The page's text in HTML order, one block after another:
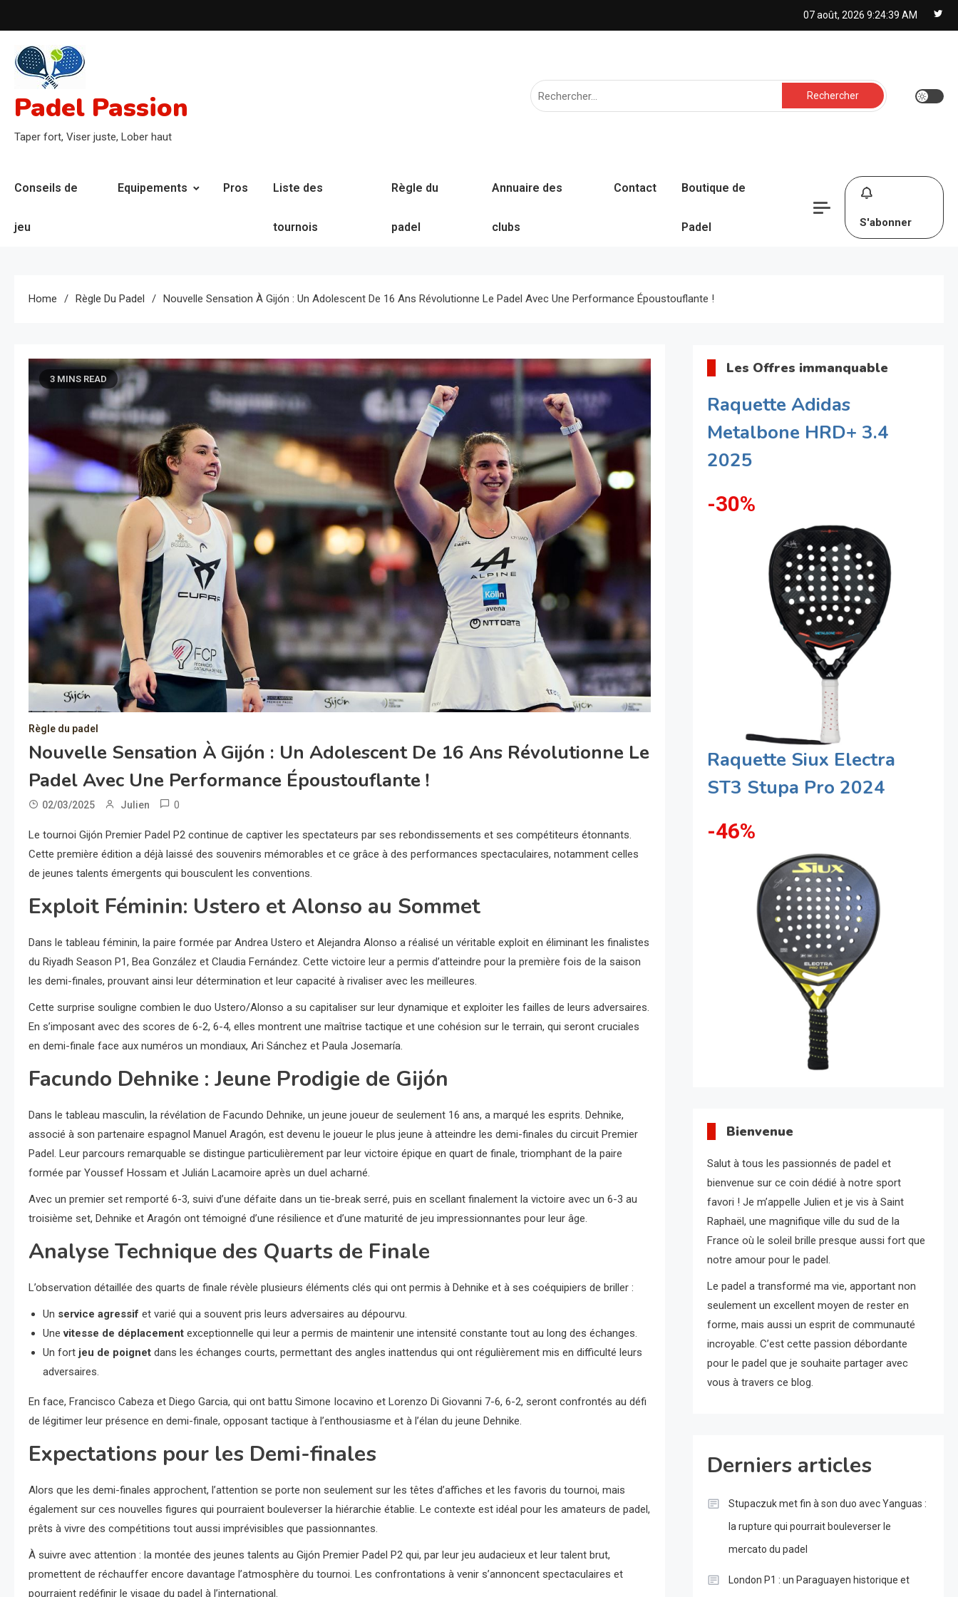
to
content
07 août, 2026 9:24:40 AM
Padel Passion
Taper fort, Viser juste, Lober haut
Rechercher :
Conseils de
jeu
Equipements Pros Liste des
tournois
Règle du
padel
Annuaire des
clubs
Contact Boutique de
Padel S'abonner
Home Règle Du Padel Nouvelle Sensation À Gijón : Un Adolescent De 16 Ans Révolutionne Le Padel Avec Une Performance Époustouflante !
3 MINS READ
Règle du padel
Nouvelle Sensation À Gijón : Un Adolescent De 16 Ans Révolutionne Le
Padel Avec Une Performance Époustouflante !
02/03/2025 Julien 0
Le tournoi Gijón Premier Padel P2 continue de captiver les spectateurs par ses rebondissements et ses compétiteurs étonnants.
Cette première édition a déjà laissé des souvenirs mémorables et ce grâce à des performances spectaculaires, notamment celles
de jeunes talents émergents qui bousculent les conventions.
Exploit Féminin: Ustero et Alonso au Sommet
Dans le tableau féminin, la paire formée par Andrea Ustero et Alejandra Alonso a réalisé un véritable exploit en éliminant les finalistes
du Riyadh Season P1, Bea González et Claudia Fernández. Cette victoire leur a permis d’atteindre pour la première fois de la saison
les demi-finales, prouvant ainsi leur détermination et leur capacité à rivaliser avec les meilleures.
Cette surprise souligne combien le duo Ustero/Alonso a su capitaliser sur leur dynamique et exploiter les failles de leurs adversaires.
En s’imposant avec des scores de 6-2, 6-4, elles montrent une maîtrise tactique et une cohésion sur le terrain, qui seront cruciales
en demi-finale face aux numéros un mondiaux, Ari Sánchez et Paula Josemaría.
Facundo Dehnike : Jeune Prodigie de Gijón
Dans le tableau masculin, la révélation de Facundo Dehnike, un jeune joueur de seulement 16 ans, a marqué les esprits. Dehnike,
associé à son partenaire espagnol Manuel Aragón, est devenu le joueur le plus jeune à atteindre les demi-finales du circuit Premier
Padel. Leur parcours remarquable se distingue particulièrement par leur victoire épique en quart de finale, triomphant de la paire
formée par Youssef Hossam et Julián Lacamoire après un duel acharné.
Avec un premier set remporté 6-3, suivi d’une défaite dans un tie-break serré, puis en scellant finalement la victoire avec un 6-3 au
troisième set, Dehnike et Aragón ont témoigné d’une résilience et d’une maturité de jeu impressionnantes pour leur âge.
Analyse Technique des Quarts de Finale
L’observation détaillée des quarts de finale révèle plusieurs éléments clés qui ont permis à Dehnike et à ses coéquipiers de briller :
Un service agressif et varié qui a souvent pris leurs adversaires au dépourvu.
Unevitesse de déplacement exceptionnelle qui leur a permis de maintenir une intensité constante tout au long des échanges.
Un fort jeu de poignet dans les échanges courts, permettant des angles inattendus qui ont régulièrement mis en difficulté leurs
adversaires.
En face, Francisco Cabeza et Diego Garcia, qui ont battu Simone Iocavino et Lorenzo Di Giovanni 7-6, 6-2, seront confrontés au défi
de légitimer leur présence en demi-finale, opposant tactique à l’enthousiasme et à l’élan du jeune Dehnike.
Expectations pour les Demi-finales
Alors que les demi-finales approchent, l’attention se porte non seulement sur les têtes d’affiches et les favoris du tournoi, mais
également sur ces nouvelles figures qui pourraient bouleverser la hiérarchie établie. Le contexte est idéal pour les amateurs de padel,
prêts à vivre des compétitions tout aussi imprévisibles que passionnantes.
À suivre avec attention : la montée des jeunes talents au Gijón Premier Padel P2 qui, par leur jeu audacieux et leur talent brut,
promettent de réchauffer encore davantage l’atmosphère du tournoi. Les confrontations à venir s’annoncent spectaculaires et
pourraient redéfinir le visage du padel à l’international.
Les Offres immanquable
Raquette Adidas
Metalbone HRD+ 3.4
2025
-30%
Raquette Siux Electra
ST3 Stupa Pro 2024
-46%
Bienvenue
Salut à tous les passionnés de padel et
bienvenue sur ce coin dédié à notre sport
favori ! Je m’appelle Julien et je vis à Saint
Raphaël, une magnifique ville du sud de la
France où le soleil brille presque aussi fort que
notre amour pour le padel.
Le padel a transformé ma vie, apportant non
seulement un excellent moyen de rester en
forme, mais aussi un esprit de communauté
incroyable. C’est cette passion débordante
pour le padel que je souhaite partager avec
vous à travers ce blog.
Derniers articles
Stupaczuk met fin à son duo avec Yanguas :
la rupture qui pourrait bouleverser le
mercato du padel
London P1 : un Paraguayen historique et